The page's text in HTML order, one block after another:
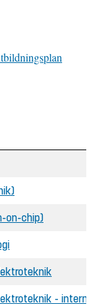
on-chip)
-